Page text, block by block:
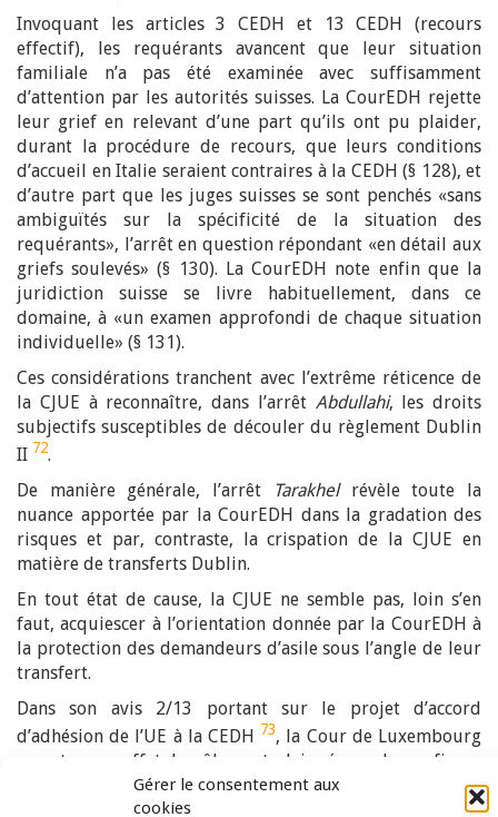
Gérer le consentement aux
cookies
Invoquant les articles 3 CEDH et 13 CEDH (recours
effectif), les requérants avancent que leur situation
familiale n’a pas été examinée avec suffisamment
d’attention par les autorités suisses. La CourEDH rejette
leur grief en relevant d’une part qu’ils ont pu plaider,
durant la procédure de recours, que leurs conditions
d’accueil en Italie seraient contraires à la CEDH (§ 128), et
d’autre part que les juges suisses se sont penchés «sans
ambiguïtés sur la spécificité de la situation des
requérants», l’arrêt en question répondant «en détail aux
griefs soulevés» (§ 130). La CourEDH note enfin que la
juridiction suisse se livre habituellement, dans ce
domaine, à «un examen approfondi de chaque situation
individuelle» (§ 131).
Ces considérations tranchent avec l’extrême réticence de
la CJUE à reconnaître, dans l’arrêt Abdullahi, les droits
subjectifs susceptibles de découler du règlement Dublin
II 72.
De manière générale, l’arrêt
Tarakhelrévèle toute la
nuance apportée par la CourEDH dans la gradation des
risques et par, contraste, la crispation de la CJUE en
matière de transferts Dublin.
En tout état de cause, la CJUE ne semble pas, loin s’en
faut, acquiescer à l’orientation donnée par la CourEDH à
la protection des demandeurs d’asile sous l’angle de leur
transfert.
Dans son avis 2/13 portant sur le projet d’accord
d’adhésion de l’UE à la CEDH 73, la Cour de Luxembourg
accentue en effet le rôle central joué par la confiance
mutuelle au sein de l’Union européenne. Se référant
notamment à sa jurisprudence
, la CJUE